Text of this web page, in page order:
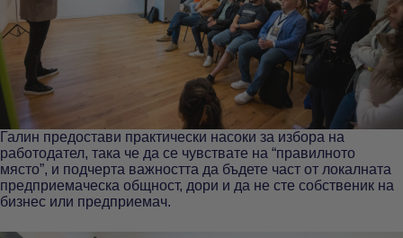
Галин предостави практически насоки за избора на
работодател, така че да се чувствате на “правилното
място”, и подчерта важността да бъдете част от локалната
предприемаческа общност, дори и да не сте собственик на
бизнес или предприемач.